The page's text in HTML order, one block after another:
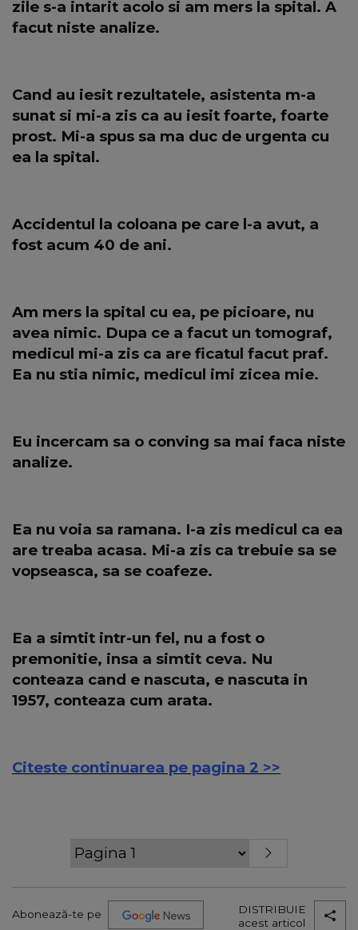
zile s-a intarit acolo si am mers la spital. A
facut niste analize.
Cand au iesit rezultatele, asistenta m-a
sunat si mi-a zis ca au iesit foarte, foarte
prost. Mi-a spus sa ma duc de urgenta cu
ea la spital.
Accidentul la coloana pe care l-a avut, a
fost acum 40 de ani.
Am mers la spital cu ea, pe picioare, nu
avea nimic. Dupa ce a facut un tomograf,
medicul mi-a zis ca are ficatul facut praf.
Ea nu stia nimic, medicul imi zicea mie.
Eu incercam sa o conving sa mai faca niste
analize.
Ea nu voia sa ramana. I-a zis medicul ca ea
are treaba acasa. Mi-a zis ca trebuie sa se
vopseasca, sa se coafeze.
Ea a simtit intr-un fel, nu a fost o
premonitie, insa a simtit ceva. Nu
conteaza cand e nascuta, e nascuta in
1957, conteaza cum arata.
Citeste continuarea pe pagina 2 >>
Abonează-te pe
DISTRIBUIE
acest articol